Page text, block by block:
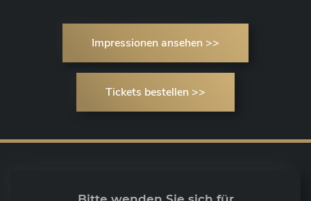
Impressionen ansehen >>
Tickets bestellen >>